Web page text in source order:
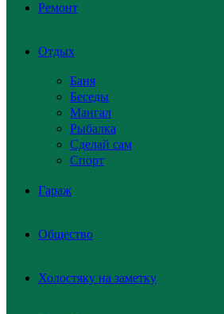
Ремонт
Отдых
Баня
Беседы
Мангал
Рыбалка
Сделай сам
Спорт
Гараж
Общество
Холостяку на заметку